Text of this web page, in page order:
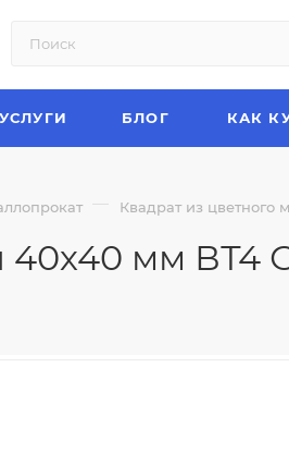
УСЛУГИ БЛОГ КАК
— Квадрат из цветного
мм ВТ4